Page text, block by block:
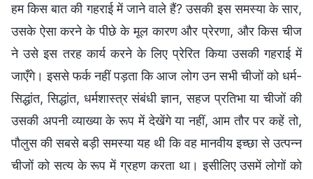
हम किस बात की गहराई में जाने वाले हैं? उसकी इस समस्या के सार,
उसके ऐसा करने के पीछे के मूल कारण और प्रेरणा, और किस चीज
ने उसे इस तरह कार्य करने के लिए प्रेरित किया उसकी गहराई में
जाएँगे। इससे फर्क नहीं पड़ता कि आज लोग उन सभी चीजों को धर्म-
सिद्धांत, सिद्धांत, धर्मशास्त्र संबंधी ज्ञान, सहज प्रतिभा या चीजों की
उसकी अपनी व्याख्या के रूप में देखेंगे या नहीं, आम तौर पर कहें तो,
पौलुस की सबसे बड़ी समस्या यह थी कि वह मानवीय इच्छा से उत्पन्न
चीजों को सत्य के रूप में ग्रहण करता था। इसीलिए उसमें लोगों को